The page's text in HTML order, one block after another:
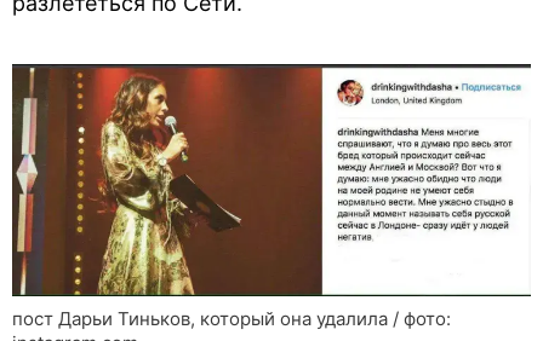
пост Дарьи Тиньков, который она удалила / фото: